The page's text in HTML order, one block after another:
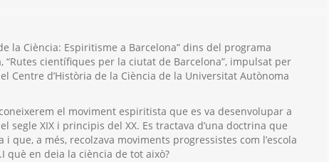
la Ciència: Espiritisme a Barcelona” dins del programa
“Rutes científiques per la ciutat de Barcelona”, impulsat per
Centre d’Història de la Ciència de la Universitat Autònoma
el moviment espiritista que es va desenvolupar a
segle XIX i principis del XX. Es tractava d’una doctrina que
i que, a més, recolzava moviments progressistes com l’escola
què en deia la ciència de tot això?